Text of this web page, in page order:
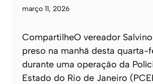
março 11, 2026
CompartilheO vereador
preso na manhã desta quarta-
durante uma operação da
Estado do Rio de Janeiro